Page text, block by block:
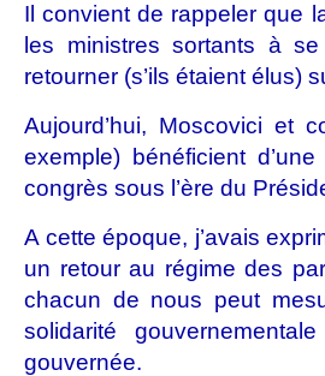
Il convient de rappeler que
les ministres sortants à
retourner (s’ils étaient élus)
Aujourd’hui, Moscovici et
exemple) bénéficient
congrès sous l’ère du
A cette époque, j’avais
un retour au régime des
chacun de nous peut
solidarité
gouvernée.